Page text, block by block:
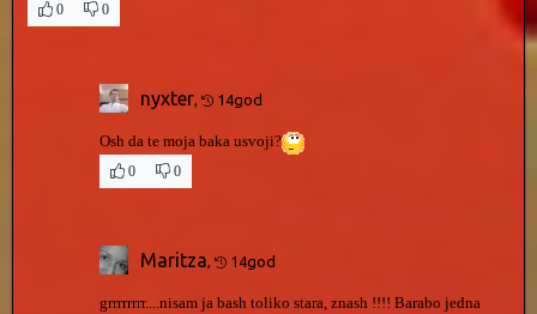
0 0
nyxter 14god
Osh da te moja baka usvoji?
0
0
Maritza 14god
grrrrrrrr....nisam ja bash toliko stara, znash !!!! Barabo jedna